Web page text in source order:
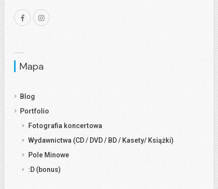
Mapa
Blog
Portfolio
Fotografia koncertowa
Wydawnictwa (CD / DVD / BD / Kasety/ Książki)
Pole Minowe
:D (bonus)